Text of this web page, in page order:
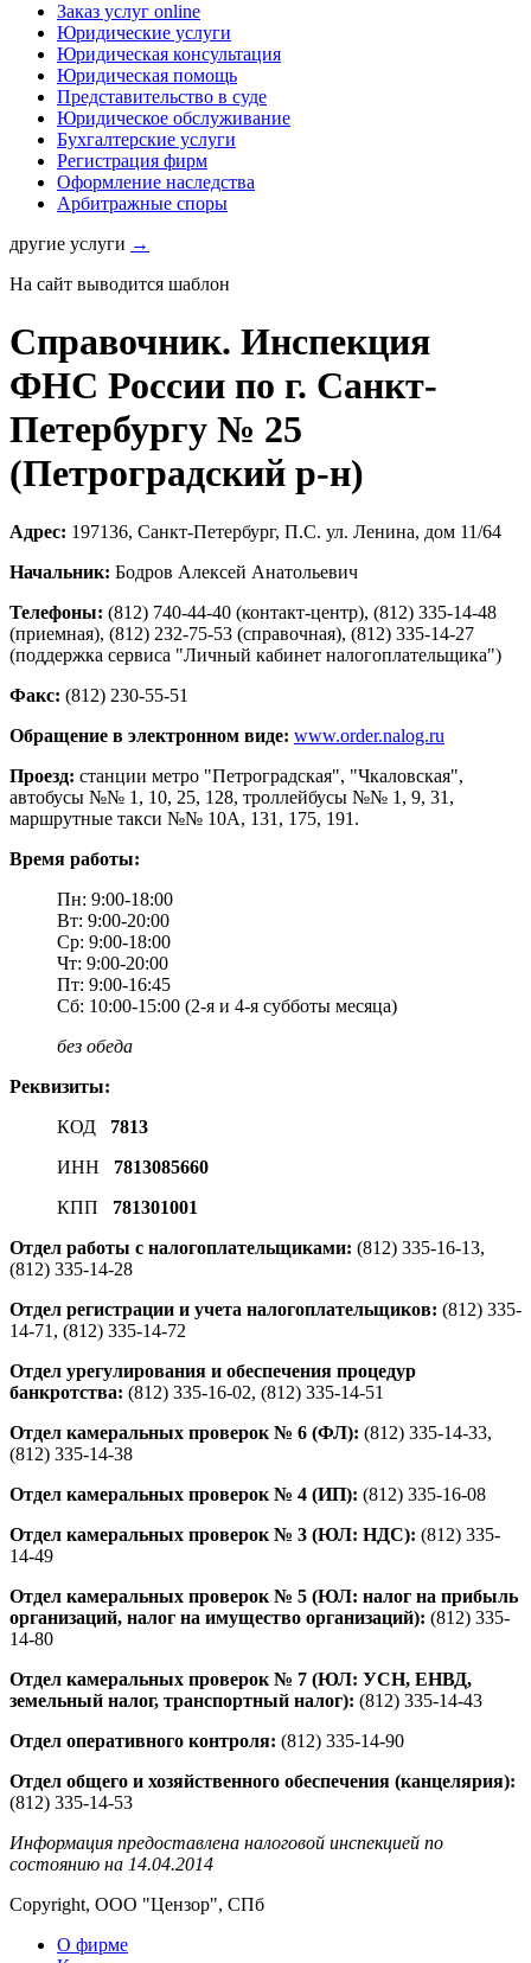
Заказ услуг online
Юридические услуги
Юридическая консультация
Юридическая помощь
Представительство в суде
Юридическое обслуживание
Бухгалтерские услуги
Регистрация фирм
Оформление наследства
Арбитражные споры
другие услуги →
На сайт выводится шаблон
Справочник. Инспекция
ФНС России по г. Санкт-
Петербургу № 25
(Петроградский р-н)
Адрес: 197136, Санкт-Петербург, П.С. ул. Ленина, дом 11/64
Начальник: Бодров Алексей Анатольевич
Телефоны: (812) 740-44-40 (контакт-центр), (812) 335-14-48
(приемная), (812) 232-75-53 (справочная), (812) 335-14-27
(поддержка сервиса "Личный кабинет налогоплательщика")
Факс: (812) 230-55-51
Обращение в электронном виде: www.order.nalog.ru
Проезд: станции метро "Петроградская", "Чкаловская",
автобусы №№ 1, 10, 25, 128, троллейбусы №№ 1, 9, 31,
маршрутные такси №№ 10А, 131, 175, 191.
Время работы:
Пн: 9:00-18:00
Вт: 9:00-20:00
Ср: 9:00-18:00
Чт: 9:00-20:00
Пт: 9:00-16:45
Сб: 10:00-15:00 (2-я и 4-я субботы месяца)
без обеда
Реквизиты:
КОД
7813
ИНН
7813085660
КПП
781301001
Отдел работы с налогоплательщиками: (812) 335-16-13,
(812) 335-14-28
Отдел регистрации и учета налогоплательщиков: (812) 335-
14-71, (812) 335-14-72
Отдел урегулирования и обеспечения процедур
банкротства: (812) 335-16-02, (812) 335-14-51
Отдел камеральных проверок № 6 (ФЛ): (812) 335-14-33,
(812) 335-14-38
Отдел камеральных проверок № 4 (ИП): (812) 335-16-08
Отдел камеральных проверок № 3 (ЮЛ: НДС): (812) 335-
14-49
Отдел камеральных проверок № 5 (ЮЛ: налог на прибыль
организаций, налог на имущество организаций): (812) 335-
14-80
Отдел камеральных проверок № 7 (ЮЛ: УСН, ЕНВД,
земельный налог, транспортный налог): (812) 335-14-43
Отдел оперативного контроля: (812) 335-14-90
Отдел общего и хозяйственного обеспечения (канцелярия):
(812) 335-14-53
Информация предоставлена налоговой инспекцией по
состоянию на 14.04.2014
Copyright, ООО "Цензор", СПб
О фирме